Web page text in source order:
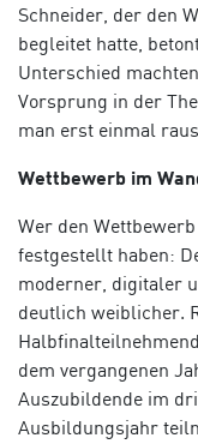
Schneider, der den
begleitet hatte,
Unterschied
Vorsprung in der
man erst einmal
Wettbewerb im
Wer den
festgestellt haben:
moderner, digitaler
deutlich weiblicher.
dem vergangenen
Auszubildende im
Ausbildungsjahr